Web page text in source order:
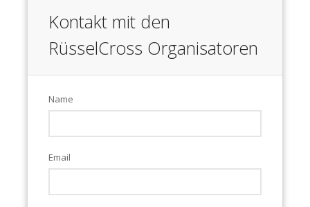
Kontakt mit den
RüsselCross Organisatoren
Name
Email